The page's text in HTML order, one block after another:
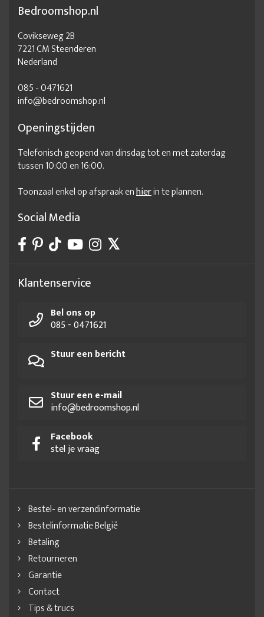
Bedroomshop.nl
Covikseweg 2B
7221 CM Steenderen
Nederland
085 - 0471621
info@bedroomshop.nl
Openingstijden
Telefonisch geopend van dinsdag tot en met zaterdag
tussen 10:00 en 16:00.
Toonzaal enkel op afspraak enhierin te plannen.
Social Media
Klantenservice
Bel ons op
085 - 0471621
Stuur een bericht
Stuur een e-mail
info@bedroomshop.nl
Facebook
stel je vraag
Bestel- en verzendinformatie
Bestelinformatie België
Betaling
Retourneren
Garantie
Contact
Tips & trucs